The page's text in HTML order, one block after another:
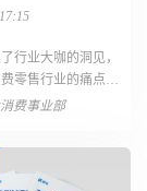
行业大咖的洞见，
零售行业的痛点与
品案例展示了数据
费事业部